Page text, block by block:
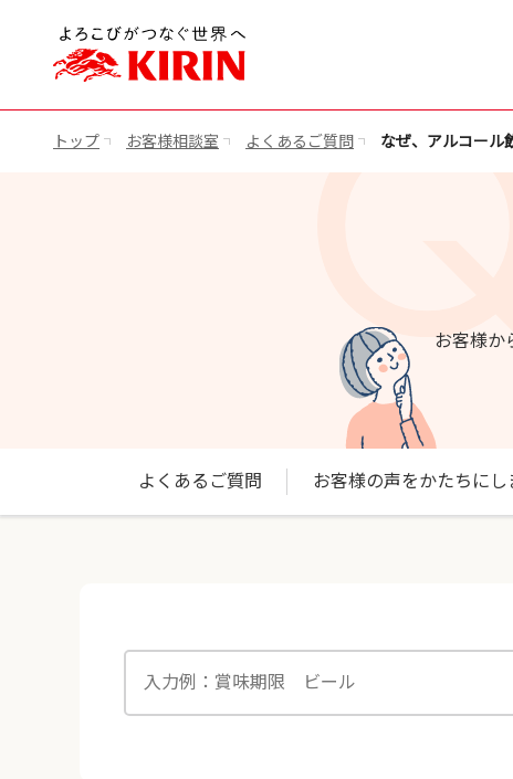
トップ お客様相談室 よくあるご質問 なぜ、アルコール
お客様か
よくあるご質問 お客様の声をかたちにし